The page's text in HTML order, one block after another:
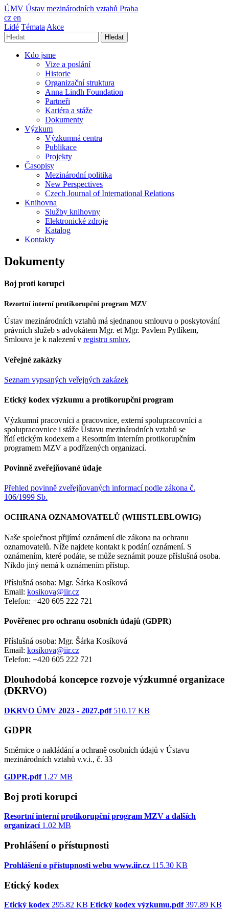
ÚMV Ústav mezinárodních vztahů Praha
cz en
Lidé Témata Akce
Hledat
Kdo jsme
Vize a poslání
Historie
Organizační struktura
Anna Lindh Foundation
Partneři
Kariéra a stáže
Dokumenty
Výzkum
Výzkumná centra
Publikace
Projekty
Časopisy
Mezinárodní politika
New Perspectives
Czech Journal of International Relations
Knihovna
Služby knihovny
Elektronické zdroje
Katalog
Kontakty
Dokumenty
Boj proti korupci
Rezortní interní protikorupční program MZV
Ústav mezinárodních vztahů má sjednanou smlouvu o poskytování
právních služeb s advokátem Mgr. et Mgr. Pavlem Pytlíkem,
Smlouva je k nalezení v registru smluv.
Veřejné zakázky
Seznam vypsaných veřejných zakázek
Etický kodex výzkumu a protikorupční program
Výzkumní pracovníci a pracovnice, externí spolupracovníci a
spolupracovnice i stáže Ústavu mezinárodních vztahů se
řídí etickým kodexem a Resortním interním protikorupčním
programem MZV a podřízených organizací.
Povinně zveřejňované údaje
Přehled povinně zveřejňovaných informací podle zákona č.
106/1999 Sb.
OCHRANA OZNAMOVATELŮ (WHISTLEBLOWIG)
Naše společnost přijímá oznámení dle zákona na ochranu
oznamovatelů. Níže najdete kontakt k podání oznámení. S
oznámením, které podáte, se může seznámit pouze příslušná osoba.
Nikdo jiný nemá k oznámením přístup.
Příslušná osoba: Mgr. Šárka Kosíková
Email: kosikova@iir.cz
Telefon: +420 605 222 721
Pověřenec pro ochranu osobních údajů (GDPR)
Příslušná osoba: Mgr. Šárka Kosíková
Email: kosikova@iir.cz
Telefon: +420 605 222 721
Dlouhodobá koncepce rozvoje výzkumné organizace
(DKRVO)
DKRVO ÚMV 2023 - 2027.pdf 510.17 KB
GDPR
Směrnice o nakládání a ochraně osobních údajů v Ústavu
mezinárodních vztahů v.v.i., č. 33
GDPR.pdf 1.27 MB
Boj proti korupci
Resortní interní protikorupční program MZV a dalších
organizací 1.02 MB
Prohlášení o přístupnosti
Prohlášení o přístupnosti webu www.iir.cz 115.30 KB
Etický kodex
Etický kodex 295.82 KB Etický kodex výzkumu.pdf 397.89 KB